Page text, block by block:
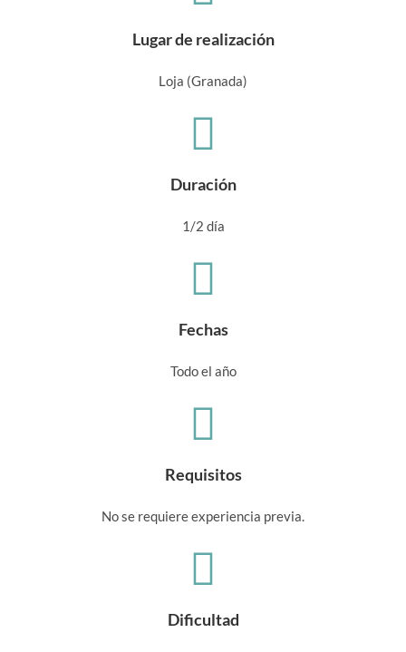
Lugar de realización
Loja (Granada)
Duración
1/2 día
Fechas
Todo el año
Requisitos
No se requiere experiencia previa.
Dificultad